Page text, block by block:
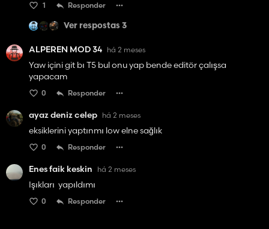
1 Responder
Ver respostas 3
ALPEREN MOD 34 há 2 meses
Yaw içini git bı T5 bul onu yap bende editör çalışsa
yapacam
0 Responder
ayaz deniz celep há 2 meses
eksiklerini yaptınmı low elne sağlık
0 Responder
Enes faik keskin há 2 meses
Işıkları yapıldımı
0 Responder